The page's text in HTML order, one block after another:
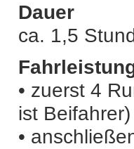
Dauer
ca. 1,5
• zuerst 4
ist Beifahrer)
•